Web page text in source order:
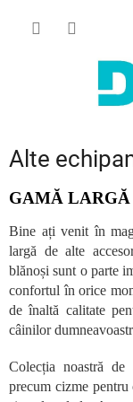
Alte
GAMĂ
Bine ați venit în
largă de alte
blănoși sunt o parte
confortul în orice
de înaltă calitate
câinilor
Colecția noastră
precum cizme